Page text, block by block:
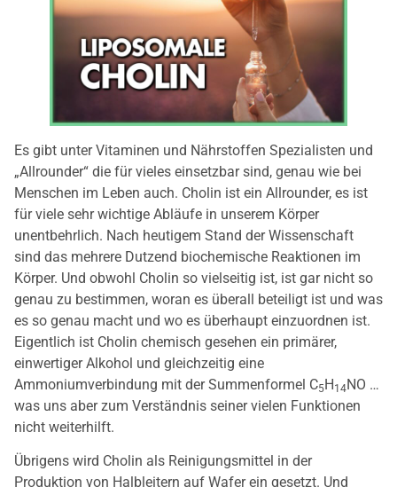
Es gibt unter Vitaminen und Nährstoffen Spezialisten und
„Allrounder“ die für vieles einsetzbar sind, genau wie bei
Menschen im Leben auch. Cholin ist ein Allrounder, es ist
für viele sehr wichtige Abläufe in unserem Körper
unentbehrlich. Nach heutigem Stand der Wissenschaft
sind das mehrere Dutzend biochemische Reaktionen im
Körper. Und obwohl Cholin so vielseitig ist, ist gar nicht so
genau zu bestimmen, woran es überall beteiligt ist und was
es so genau macht und wo es überhaupt einzuordnen ist.
Eigentlich ist Cholin chemisch gesehen ein primärer,
einwertiger Alkohol und gleichzeitig eine
Ammoniumverbindung mit der Summenformel C5H14NO …
was uns aber zum Verständnis seiner vielen Funktionen
nicht weiterhilft.
Übrigens wird Cholin als Reinigungsmittel in der
Produktion von Halbleitern auf Wafer ein gesetzt. Und